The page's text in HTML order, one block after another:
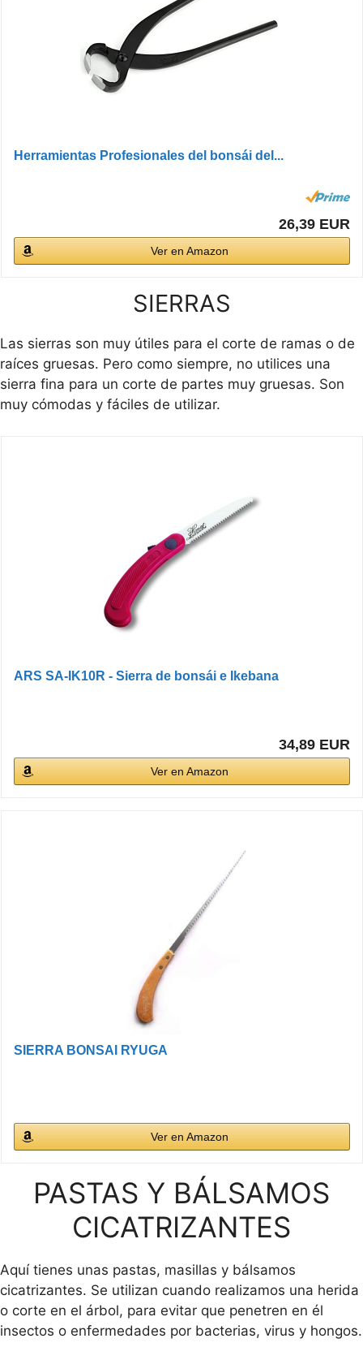
Herramientas Profesionales del bonsái del...
26,39 EUR
Ver en Amazon
SIERRAS
Las sierras son muy útiles para el corte de ramas o de
raíces gruesas. Pero como siempre, no utilices una
sierra fina para un corte de partes muy gruesas. Son
muy cómodas y fáciles de utilizar.
ARS SA-IK10R - Sierra de bonsái e Ikebana
34,89 EUR
Ver en Amazon
SIERRA BONSAI RYUGA
Ver en Amazon
PASTAS Y BÁLSAMOS
CICATRIZANTES
Aquí tienes unas pastas, masillas y bálsamos
cicatrizantes. Se utilizan cuando realizamos una herida
o corte en el árbol, para evitar que penetren en él
insectos o enfermedades por bacterias, virus y hongos.